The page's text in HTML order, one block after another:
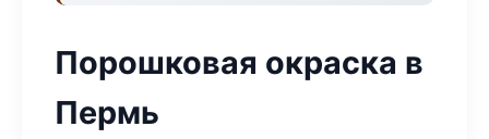
Порошковая окраска в
Пермь